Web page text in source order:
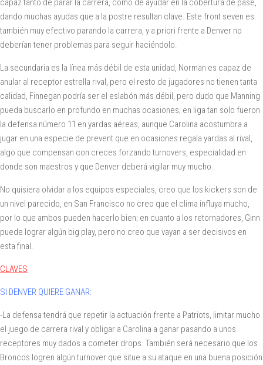
capaz tanto de parar la carrera, como de ayudar en la cobertura de pase,
dando muchas ayudas que a la postre resultan clave. Este front seven es
también muy efectivo parando la carrera, y a priori frente a Denver no
deberían tener problemas para seguir haciéndolo.
La secundaria es la línea más débil de esta unidad, Norman es capaz de
anular al receptor estrella rival, pero el resto de jugadores no tienen tanta
calidad, Finnegan podría ser el eslabón más débil, pero dudo que Manning
pueda buscarlo en profundo en muchas ocasiones; en liga tan solo fueron
la defensa número 11 en yardas aéreas, aunque Carolina acostumbra a
jugar en una especie de prevent que en ocasiones regala yardas al rival,
algo que compensan con creces forzando turnovers, especialidad en
donde son maestros y que Denver deberá vigilar muy mucho.
No quisiera olvidar a los equipos especiales, creo que los kickers son de
un nivel parecido, en San Francisco no creo que el clima influya mucho,
por lo que ambos pueden hacerlo bien; en cuanto a los retornadores, Ginn
puede lograr algún big play, pero no creo que vayan a ser decisivos en
esta final.
CLAVES
SI DENVER QUIERE GANAR:
-La defensa tendrá que repetir la actuación frente a Patriots, limitar mucho
el juego de carrera rival y obligar a Carolina a ganar pasando a unos
receptores muy dados a cometer drops. También será necesario que los
Broncos logren algún turnover que situe a su ataque en una buena posición